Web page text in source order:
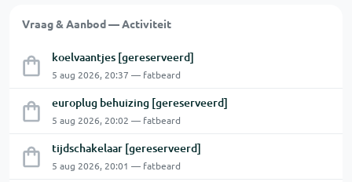
Vraag & Aanbod — Activiteit
koelvaantjes [gereserveerd]
5 aug 2026, 20:37 — fatbeard
europlug behuizing [gereserveerd]
5 aug 2026, 20:02 — fatbeard
tijdschakelaar [gereserveerd]
5 aug 2026, 20:01 — fatbeard